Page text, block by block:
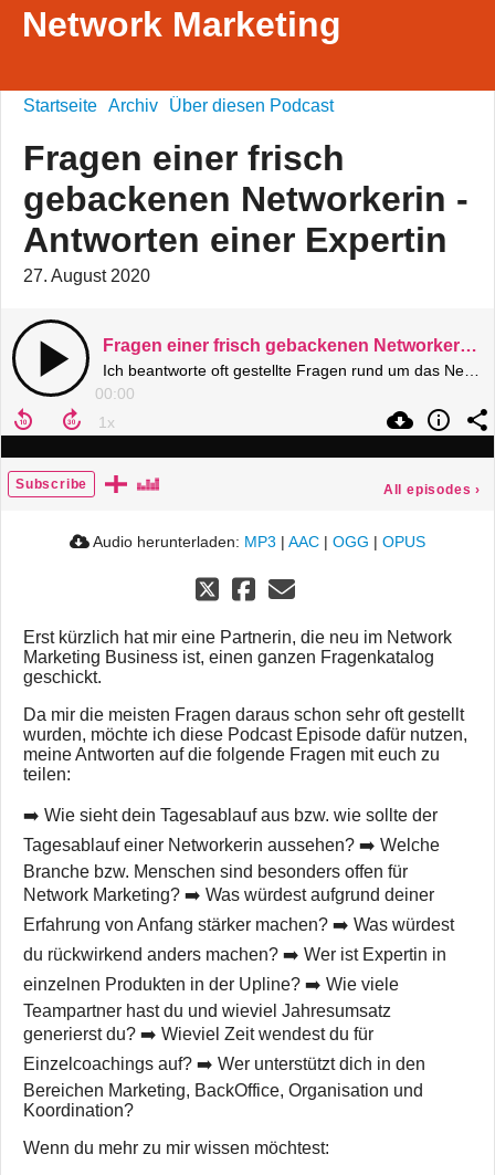
Network Marketing
Startseite Archiv Über diesen Podcast
Fragen einer frisch
gebackenen Networkerin -
Antworten einer Expertin
27. August 2020
Fragen einer frisch gebackenen Networkerin - Antworten einer Expertin
00:00
Subscribe All episodes ›
Audio herunterladen: MP3 | AAC | OGG | OPUS
Erst kürzlich hat mir eine Partnerin, die neu im Network
Marketing Business ist, einen ganzen Fragenkatalog
geschickt.
Da mir die meisten Fragen daraus schon sehr oft gestellt
wurden, möchte ich diese Podcast Episode dafür nutzen,
meine Antworten auf die folgende Fragen mit euch zu
teilen:
➡️ Wie sieht dein Tagesablauf aus bzw. wie sollte der
Tagesablauf einer Networkerin aussehen? ➡️ Welche
Branche bzw. Menschen sind besonders offen für
Network Marketing? ➡️ Was würdest aufgrund deiner
Erfahrung von Anfang stärker machen? ➡️ Was würdest
du rückwirkend anders machen? ➡️ Wer ist Expertin in
einzelnen Produkten in der Upline? ➡️ Wie viele
Teampartner hast du und wieviel Jahresumsatz
generierst du? ➡️ Wieviel Zeit wendest du für
Einzelcoachings auf? ➡️ Wer unterstützt dich in den
Bereichen Marketing, BackOffice, Organisation und
Koordination?
Wenn du mehr zu mir wissen möchtest: